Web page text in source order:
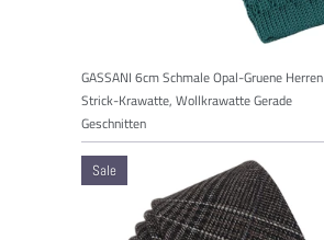
GASSANI 6cm Schmale Opal-Gruene Herren
Strick-Krawatte, Wollkrawatte Gerade
Geschnitten
Sale